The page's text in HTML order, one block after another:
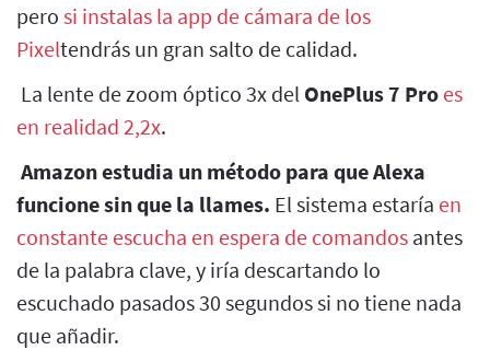
pero si instalas la app de cámara de los
Pixeltendrás un gran salto de calidad.
La lente de zoom óptico 3x del OnePlus 7 Pro es
en realidad 2,2x.
Amazon estudia un método para que Alexa
funcione sin que la llames. El sistema estaría en
constante escucha en espera de comandos antes
de la palabra clave, y iría descartando lo
escuchado pasados 30 segundos si no tiene nada
que añadir.